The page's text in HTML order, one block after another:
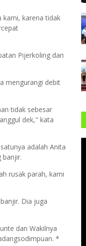
kami, karena tidak
Pijerkoling dan
mengurangi debit
tidak sebesar
dek," kata
adalah Anita
banjir.
rusak parah, kami
Dia juga
dan Wakilnya
*